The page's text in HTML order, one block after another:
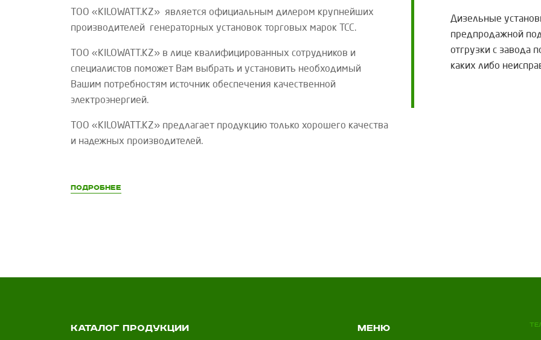
ТОО «KILOWATT .KZ» является официальным дилером крупнейших
производителей генераторных установок торговых марок
ТСС.
ТОО «KILOWATT .KZ» в лице квалифицированных сотрудников и
специалистов поможет Вам выбрать и установить необходимый
Вашим потребностям источник обеспечения качественной
электроэнергией.
ТОО «KILOWATT .KZ» предлагает продукцию только хорошего качества
и надежных производителей.
Подробнее
Дизельные
предпродажной
отгрузки с завода
каких либо
Каталог продукции Меню